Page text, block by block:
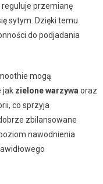
reguluje przemianę
sytym. Dzięki temu
do podjadania
mogą
jak zielone warzywa oraz
co sprzyja
zbilansowane
nawodnienia